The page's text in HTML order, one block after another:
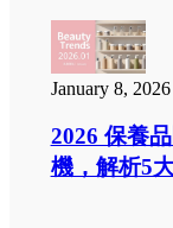
January 8, 2026
2026 保養
機，解析5